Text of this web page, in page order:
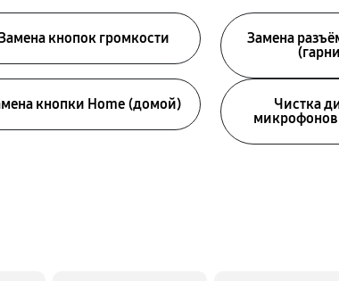
кнопок громкости
Замена
кнопки Home (домой)
Чистка
микрофонов